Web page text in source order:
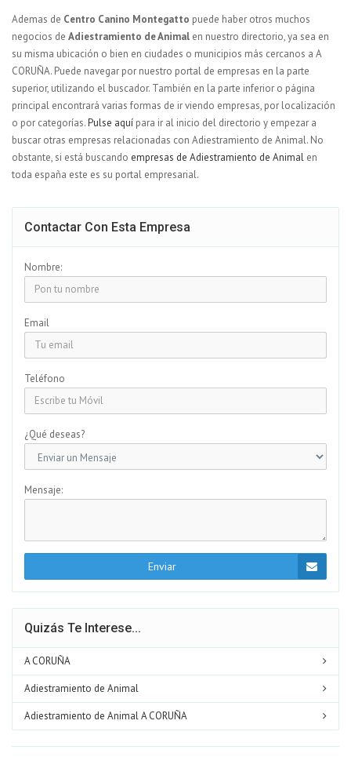
Ademas de Centro Canino Montegatto puede haber otros muchos
negocios de Adiestramiento de Animal en nuestro directorio, ya sea en
su misma ubicación o bien en ciudades o municipios más cercanos a A
CORUÑA. Puede navegar por nuestro portal de empresas en la parte
superior, utilizando el buscador. También en la parte inferior o página
principal encontrará varias formas de ir viendo empresas, por localización
o por categorías.Pulse aquí para ir al inicio del directorio y empezar a
buscar otras empresas relacionadas con Adiestramiento de Animal. No
obstante, si está buscando empresas de Adiestramiento de Animal en
toda españa este es su portal empresarial.
Contactar Con Esta Empresa
Nombre:
Email
Teléfono
¿Qué deseas?
Mensaje:
Enviar
Quizás Te Interese...
A CORUÑA
Adiestramiento de Animal
Adiestramiento de Animal A CORUÑA